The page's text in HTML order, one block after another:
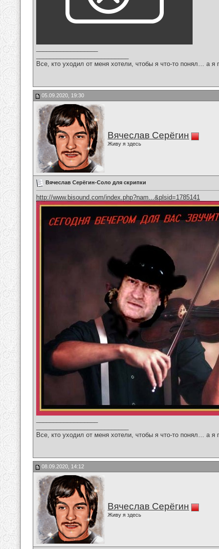
Все, кто уходил от меня хотели, чтобы я что-то понял… а
05.09.2020, 19:30
Вячеслав Серёгин
Живу я здесь
Вячеслав Серёгин-Соло для скрипки
http://www.bisound.com/index.php?nam...&plsid=1785141
Все, кто уходил от меня хотели, чтобы я что-то понял… а
08.09.2020, 14:12
Вячеслав Серёгин
Живу я здесь